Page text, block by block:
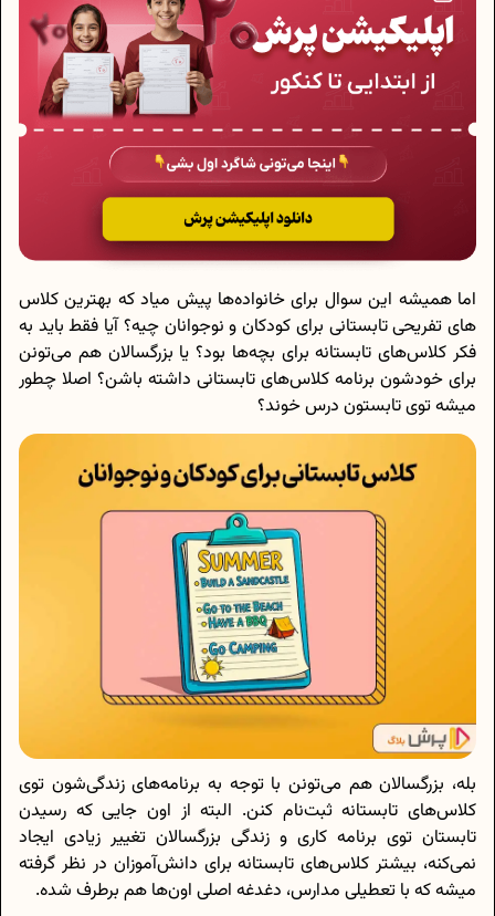
اما همیشه این سوال برای خانواده‌ها پیش میاد که بهترین کلاس
های تفریحی تابستانی برای کودکان و نوجوانان چیه؟ آیا فقط باید به
فکر کلاس‌های تابستانه برای بچه‌ها بود؟ یا بزرگسالان هم می‌تونن
برای خودشون برنامه کلاس‌های تابستانی داشته باشن؟ اصلا چطور
میشه توی تابستون درس خوند؟
بله، بزرگسالان هم می‌تونن با توجه به برنامه‌های زندگی‌شون توی
کلاس‌های تابستانه ثبت‌نام کنن. البته از اون جایی که رسیدن
تابستان توی برنامه کاری و زندگی بزرگسالان تغییر زیادی ایجاد
نمی‌کنه، بیشتر کلاس‌های تابستانه برای دانش‌آموزان در نظر گرفته
میشه که با تعطیلی مدارس، دغدغه اصلی اون‌ها هم برطرف شده.